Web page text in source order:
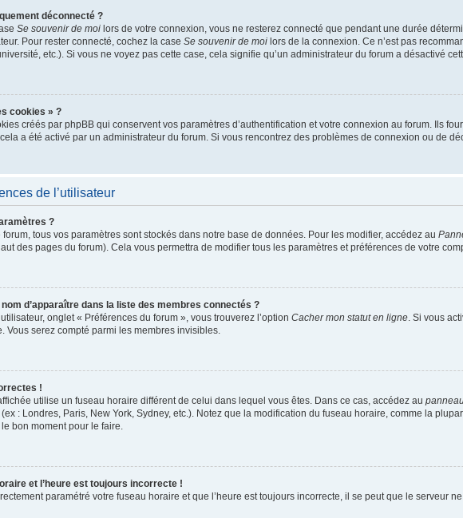
déconnecté ?
Se souvenir de moi lors de votre connexion, vous ne resterez connecté que pendant une durée
Pour rester connecté, cochez la case Se souvenir de moi lors de la connexion. Ce n’est pas
etc.). Si vous ne voyez pas cette case, cela signifie qu’un administrateur du forum a désactivé
cookies » ?
créés par phpBB qui conservent vos paramètres d’authentification et votre connexion au forum. Ils
a été activé par un administrateur du forum. Si vous rencontrez des problèmes de connexion ou de
de l’utilisateur
?
tous vos paramètres sont stockés dans notre base de données. Pour les modifier, accédez au
des pages du forum). Cela vous permettra de modifier tous les paramètres et préférences de votre
d’apparaître dans la liste des membres connectés ?
onglet « Préférences du forum », vous trouverez l’option Cacher mon statut en ligne . Si vous
Vous serez compté parmi les membres invisibles.
!
utilise un fuseau horaire différent de celui dans lequel vous êtes. Dans ce cas, accédez au
: Londres, Paris, New York, Sydney, etc.). Notez que la modification du fuseau horaire, comme la
bon moment pour le faire.
et l’heure est toujours incorrecte !
paramétré votre fuseau horaire et que l’heure est toujours incorrecte, il se peut que le serveur